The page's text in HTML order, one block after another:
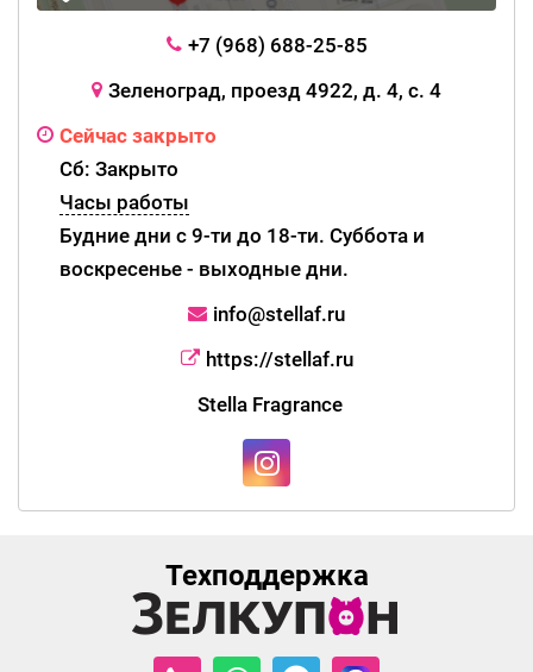
+7 (968) 688-25-85
Зеленоград, проезд 4922, д. 4, с. 4
Сейчас закрыто
Сб: Закрыто
Часы работы
Будние дни с 9-ти до 18-ти. Суббота и
воскресенье - выходные дни.
info@stellaf.ru
https://stellaf.ru
Stella Fragrance
Техподдержка